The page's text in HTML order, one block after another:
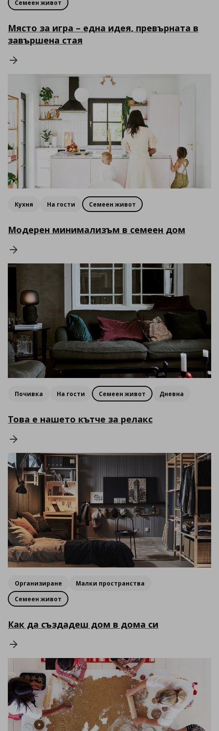
Семеен живот
Място за игра – една идея, превърната в
завършена стая
Кухня На гости Семеен живот
Модерен минимализъм в семеен дом
Почивка На гости Семеен живот Дневна
Това е нашето кътче за релакс
Организиране
Малки пространства
Семеен живот
Как да създадеш дом в дома си